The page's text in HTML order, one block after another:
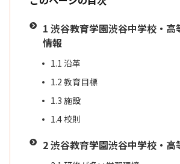
1 渋谷教育学園渋谷中学校・高
情報
1.1 沿革
1.2 教育目標
1.3 施設
1.4校則
2渋谷教育学園渋谷中学校・高